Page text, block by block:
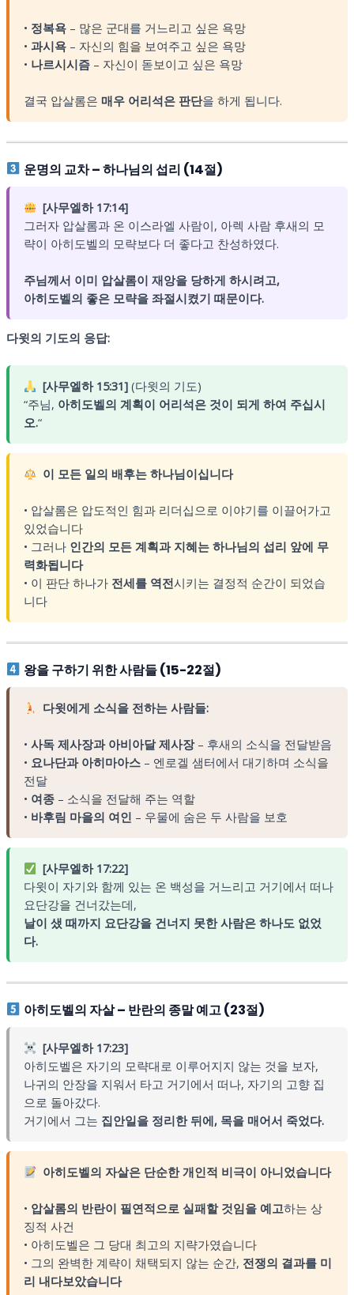
• 정복욕– 많은 군대를 거느리고 싶은 욕망
• 과시욕– 자신의 힘을 보여주고 싶은 욕망
• 나르시시즘– 자신이 돋보이고 싶은 욕망
결국 압살롬은 매우 어리석은 판단을 하게 됩니다.
운명의 교차 – 하나님의 섭리 (14절)
[사무엘하 17:14]
그러자 압살롬과 온 이스라엘 사람이, 아렉 사람 후새의 모
략이 아히도벨의 모략보다 더 좋다고 찬성하였다.
주님께서 이미 압살롬이 재앙을 당하게 하시려고,
아히도벨의 좋은 모략을 좌절시켰기 때문이다.
다윗의 기도의 응답:
[사무엘하 15:31] (다윗의 기도)
“주님, 아히도벨의 계획이 어리석은 것이 되게 하여 주십시
오.“
이 모든 일의 배후는 하나님이십니다
• 압살롬은 압도적인 힘과 리더십으로 이야기를 이끌어가고
있었습니다
• 그러나 인간의 모든 계획과 지혜는 하나님의 섭리 앞에 무
력화됩니다
• 이 판단 하나가 전세를 역전시키는 결정적 순간이 되었습
니다
왕을 구하기 위한 사람들 (15-22절)
다윗에게 소식을 전하는 사람들:
• 사독 제사장과 아비아달 제사장– 후새의 소식을 전달받음
• 요나단과 아히마아스– 엔로겔 샘터에서 대기하며 소식을
전달
• 여종– 소식을 전달해 주는 역할
• 바후림 마을의 여인 – 우물에 숨은 두 사람을 보호
[사무엘하 17:22]
다윗이 자기와 함께 있는 온 백성을 거느리고 거기에서 떠나
요단강을 건너갔는데,
날이 샜 때까지 요단강을 건너지 못한 사람은 하나도 없었
다.
아히도벨의 자살 – 반란의 종말 예고 (23절)
[사무엘하 17:23]
아히도벨은 자기의 모략대로 이루어지지 않는 것을 보자,
나귀의 안장을 지워서 타고 거기에서 떠나, 자기의 고향 집
으로 돌아갔다.
거기에서 그는 집안일을 정리한 뒤에, 목을 매어서 죽었다.
아히도벨의 자살은 단순한 개인적 비극이 아니었습니다
• 압살롬의 반란이 필연적으로 실패할 것임을 예고하는 상
징적 사건
• 아히도벨은 그 당대 최고의 지략가였습니다
• 그의 완벽한 계략이 채택되지 않는 순간, 전쟁의 결과를 미
리 내다보았습니다